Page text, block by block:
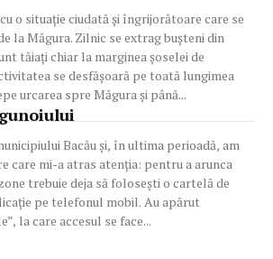
o situație ciudată și îngrijorătoare care se
la Măgura. Zilnic se extrag bușteni din
tăiați chiar la marginea șoselei de
se desfășoară pe toată lungimea
urcarea spre Măgura și până...
Bacău și, în ultima perioadă, am
care mi-a atras atenția: pentru a arunca
trebuie deja să folosești o cartelă de
pe telefonul mobil. Au apărut
la care accesul se face...